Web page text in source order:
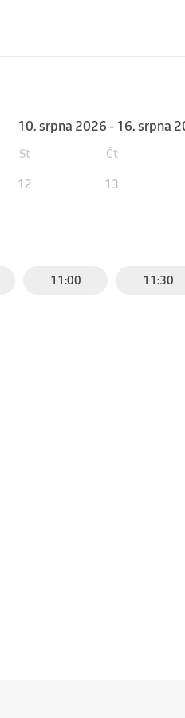
10. srpna 2026 - 16. srpna
St Čt
12 13
11:00 11:30